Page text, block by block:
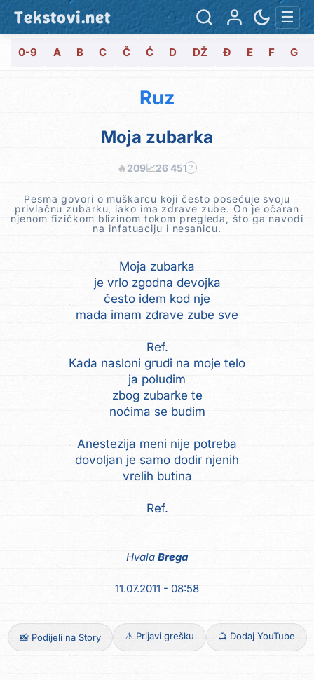
Tekstovi.net ☰
0-9 A B C Č Ć D DŽ Đ E F G
Ruz
Moja zubarka
🔥209📈26 451 ?
Pesma govori o muškarcu koji često posećuje svoju
privlačnu zubarku, iako ima zdrave zube. On je očaran
njenom fizičkom blizinom tokom pregleda, što ga navodi
na infatuaciju i nesanicu.
Moja zubarka
je vrlo zgodna devojka
često idem kod nje
mada imam zdrave zube sve
Ref.
Kada nasloni grudi na moje telo
ja poludim
zbog zubarke te
noćima se budim
Anestezija meni nije potreba
dovoljan je samo dodir njenih
vrelih butina
Ref.
Hvala Brega
11.07.2011 - 08:58
📸 Podijeli na Story ⚠️ Prijavi grešku 📺 Dodaj YouTube